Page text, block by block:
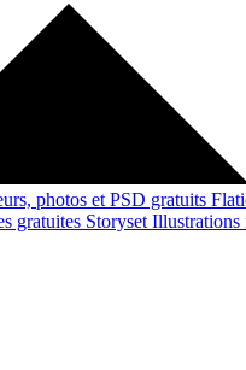
photos et PSD gratuits
gratuites Storyset Illustrations